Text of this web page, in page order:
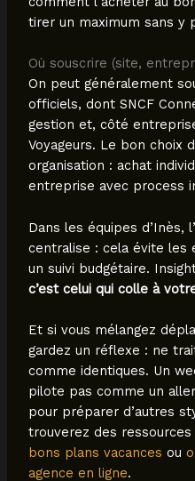
tirer un maximum sans y
Où souscrire (site,
On peut généralement
officiels, dont SNCF
gestion et, côté
Voyageurs. Le bon choix
organisation : achat
entreprise avec process
Dans les équipes d’Inès,
centralise : cela évite les
un suivi budgétaire.
c’est celui qui colle à
Et si vous mélangez
gardez un réflexe : ne
comme identiques. Un
pilote pas comme un
pour préparer d’autres
trouverez des
bons plans vacances ou
agence en ligne.